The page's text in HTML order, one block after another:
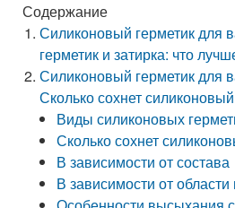
Содержание
Силиконовый герметик для
герметик и затирка: что
Силиконовый герметик для
Сколько сохнет
Виды силиконовых
Сколько сохнет
В зависимости от состава
В зависимости от